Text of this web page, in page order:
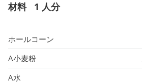
材料 1 人分
ホールコーン
A小麦粉
A水